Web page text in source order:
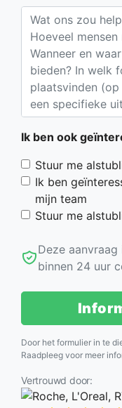
Ik ben ook
Stuur me
Ik ben
mijn team
Stuur me
Deze
binnen 24 uur
Door het formulier in te
Raadpleeg voor meer
Vertrouwd door: